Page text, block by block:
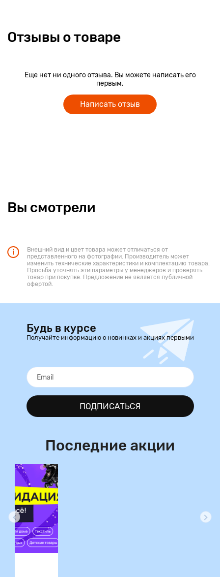
Отзывы о товаре
Еще нет ни одного отзыва. Вы можете написать его
первым.
Написать отзыв
Вы смотрели
Внешний вид и цвет товара может отличаться от
представленного на фотографии. Производитель может
изменить технические характеристики и комплектацию товара.
Просьба уточнять эти параметры у менеджеров и проверять
товар при покупке. Предложение не является публичной
офертой.
Будь в курсе
Получайте информацию о новинках и акциях первыми
ПОДПИСАТЬСЯ
Последние акции